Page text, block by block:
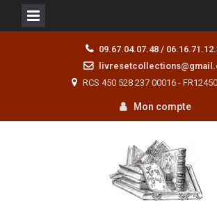
09.67.04.07.48 /
RCS 450 528 237 00016 -
Mon compte